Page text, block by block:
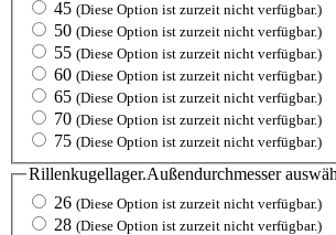
45 (Diese Option ist zurzeit nicht verfügbar.)
50 (Diese Option ist zurzeit nicht verfügbar.)
55 (Diese Option ist zurzeit nicht verfügbar.)
60 (Diese Option ist zurzeit nicht verfügbar.)
65 (Diese Option ist zurzeit nicht verfügbar.)
70 (Diese Option ist zurzeit nicht verfügbar.)
75 (Diese Option ist zurzeit nicht verfügbar.)
Rillenkugellager.Außendurchmesser
26 (Diese Option ist zurzeit nicht verfügbar.)
28 (Diese Option ist zurzeit nicht verfügbar.)